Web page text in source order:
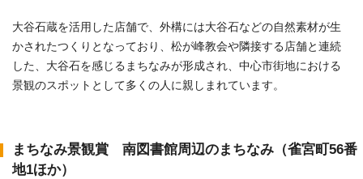
大谷石蔵を活用した店舗で、外構には大谷石などの自然素材が生
かされたつくりとなっており、松が峰教会や隣接する店舗と連続
した、大谷石を感じるまちなみが形成され、中心市街地における
景観のスポットとして多くの人に親しまれています。
まちなみ景観賞 南図書館周辺のまちなみ（雀宮町56番
地1ほか）